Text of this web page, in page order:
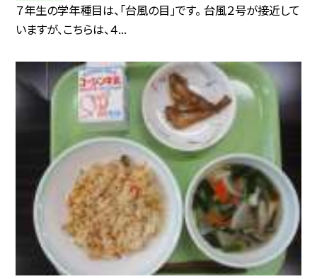
７年生の学年種目は、「台風の目」です。 台風２号が接近して
いますが、こちらは、４...